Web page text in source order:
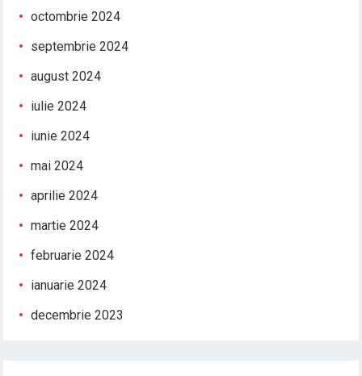
octombrie 2024
septembrie 2024
august 2024
iulie 2024
iunie 2024
mai 2024
aprilie 2024
martie 2024
februarie 2024
ianuarie 2024
decembrie 2023